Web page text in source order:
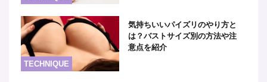
TECHNIQUE
気持ちいいパイズリのやり方と
は？バストサイズ別の方法や注
意点を紹介